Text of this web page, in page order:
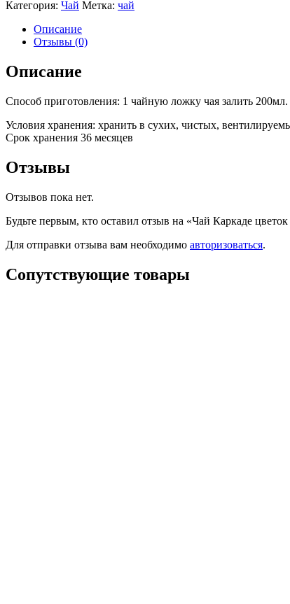
Категория: Чай Метка: чай
Описание
Отзывы (0)
Описание
Способ приготовления: 1 чайную ложку чая залить
Условия хранения: хранить в сухих, чистых,
Срок хранения 36 месяцев
Отзывы
Отзывов пока нет.
Будьте первым, кто оставил отзыв на «Чай Каркаде
Для отправки отзыва вам необходимо авторизоваться.
Сопутствующие товары